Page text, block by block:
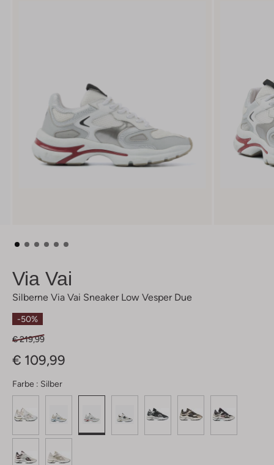
Via Vai
Silberne Via Vai Sneaker Low Vesper Due
-50%
€ 219,99
€ 109,99
Farbe : Silber